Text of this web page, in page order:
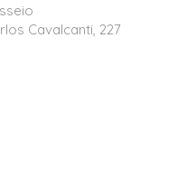
Cavalcanti, 227